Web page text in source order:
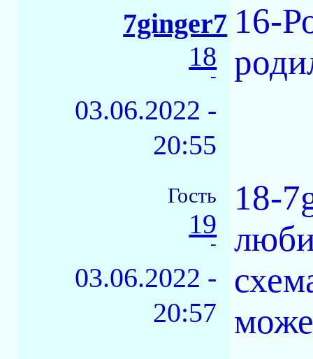
7ginger7
18
-
03.06.2022 -
20:55
16-
Гость
19
-
03.06.2022 -
20:57
18-